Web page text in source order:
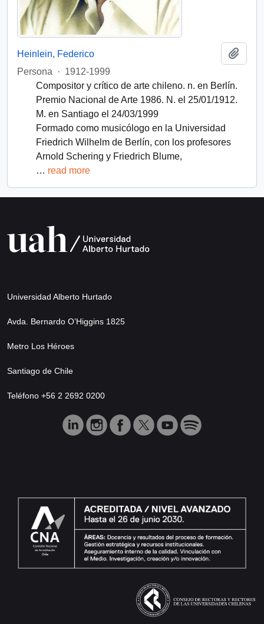
Heinlein, Federico
Persona
· 1912-1999
Compositor y crítico de arte chileno. n. en Berlín.
Premio Nacional de Arte 1986. N. el 25/01/1912.
M. en Santiago el 24/03/1999
Formado como musicólogo en la Universidad
Friedrich Wilhelm de Berlín, con los profesores
Arnold Schering y Friedrich Blume,
… read more
Universidad Alberto Hurtado
Avda. Bernardo O’Higgins 1825
Metro Los Héroes
Santiago de Chile
Teléfono +56 2 2692 0200